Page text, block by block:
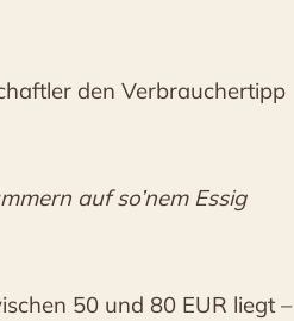
den Verbrauchertipp
auf so’nem Essig
50 und 80 EUR liegt –